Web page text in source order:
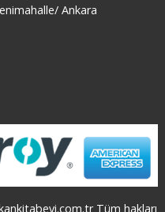
Ankara
Tüm hakları